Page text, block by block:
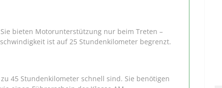
bieten Motorunterstützung nur beim Treten –
ist auf 25 Stundenkilometer begrenzt.
45 Stundenkilometer schnell sind. Sie benötigen